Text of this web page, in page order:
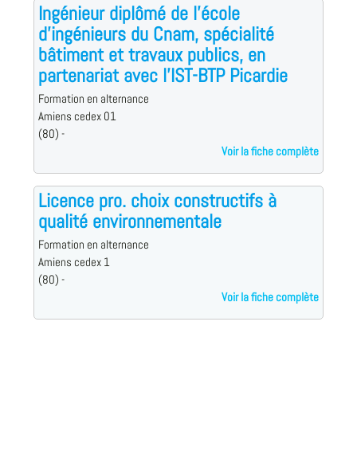
Ingénieur diplômé de l'école
d'ingénieurs du Cnam, spécialité
bâtiment et travaux publics, en
partenariat avec l'IST-BTP Picardie
Formation en alternance
Amiens cedex 01
(80) -
Voir la fiche complète
Licence pro. choix constructifs à
qualité environnementale
Formation en alternance
Amiens cedex 1
(80) -
Voir la fiche complète